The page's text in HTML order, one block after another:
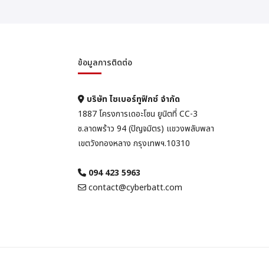
ข้อมูลการติดต่อ
บริษัท ไซเบอร์ทูฟิกซ์ จำกัด
1887 โครงการเดอะโซน ยูนิตที่ CC-3
ซ.ลาดพร้าว 94 (ปัญจมิตร) แขวงพลับพลา
เขตวังทองหลาง กรุงเทพฯ.10310
094 423 5963
contact@cyberbatt.com